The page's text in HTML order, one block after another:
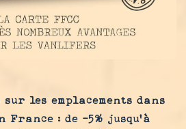
les emplacements dans
France : de -5% jusqu’à